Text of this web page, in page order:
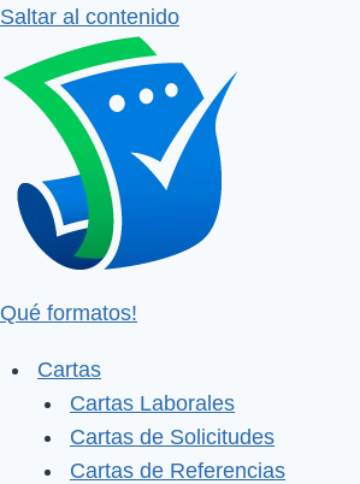
Saltar al contenido
Qué formatos!
Cartas
Cartas Laborales
Cartas de Solicitudes
Cartas de Referencias